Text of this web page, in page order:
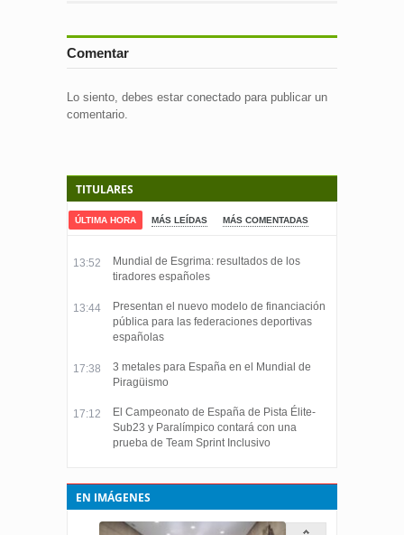
Comentar
Lo siento, debes estar conectado para publicar un
comentario.
TITULARES
ÚLTIMA HORA MÁS LEÍDAS MÁS COMENTADAS
13:52
Mundial de Esgrima: resultados de los
tiradores españoles
13:44
Presentan el nuevo modelo de financiación
pública para las federaciones deportivas
españolas
17:38
3 metales para España en el Mundial de
Piragüismo
17:12
El Campeonato de España de Pista Élite-
Sub23 y Paralímpico contará con una
prueba de Team Sprint Inclusivo
EN IMÁGENES